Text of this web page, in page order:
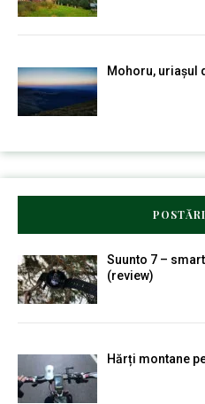
Mohoru, uriașul
Suunto 7 –
(review)
Hărți montane